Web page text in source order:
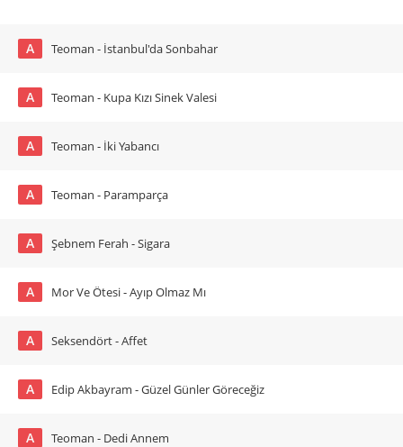
A Teoman - İstanbul'da Sonbahar
A Teoman - Kupa Kızı Sinek Valesi
A Teoman - İki Yabancı
A Teoman - Paramparça
A Şebnem Ferah - Sigara
A Mor Ve Ötesi - Ayıp Olmaz Mı
A Seksendört - Affet
A Edip Akbayram - Güzel Günler Göreceğiz
A Teoman - Dedi Annem